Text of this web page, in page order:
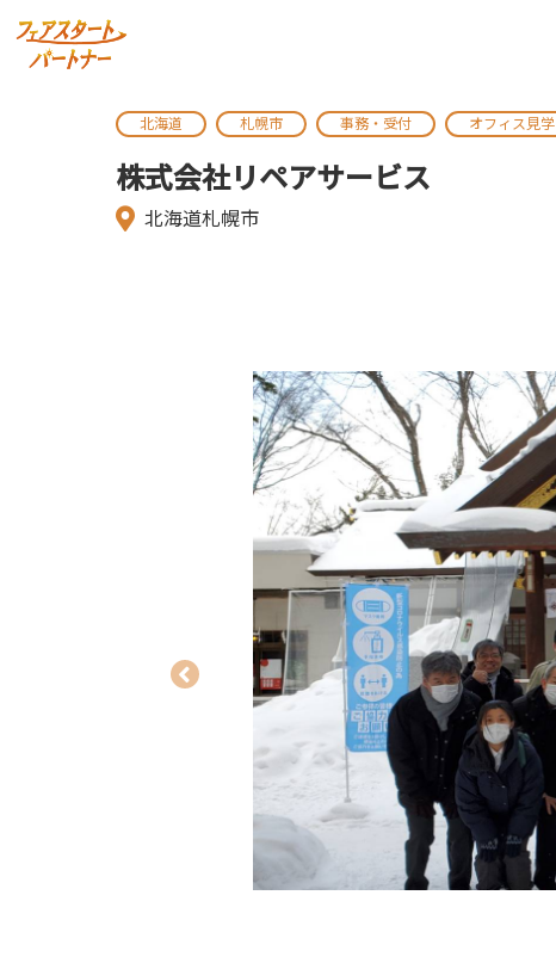
北海道 札幌市 事務・受付 オフィス見学
株式会社リペアサービス
北海道札幌市